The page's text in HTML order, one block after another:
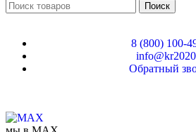
Поиск
8 (800) 100-
Обратный